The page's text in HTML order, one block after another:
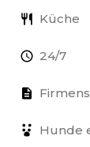
Küche
24/7
Hunde